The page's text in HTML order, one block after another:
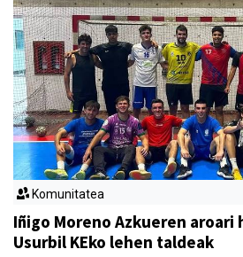
Komunitatea
Iñigo Moreno Azkueren aroari
Usurbil KEko lehen taldeak